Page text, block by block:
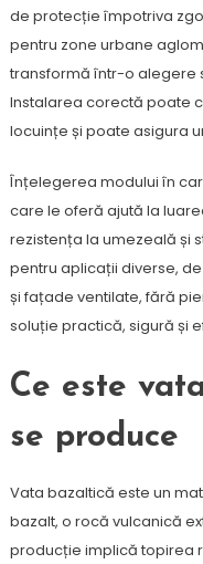
de protecție împotriva
pentru zone urbane
transformă într-o alegere
Instalarea corectă poate
locuințe și poate asigura
Înțelegerea modului în
care le oferă ajută la
rezistența la umezeală și
pentru aplicații diverse,
și fațade ventilate, fără
soluție practică, sigură și
Ce este
se produce
Vata bazaltică este un
bazalt, o rocă vulcanică
producție implică topirea